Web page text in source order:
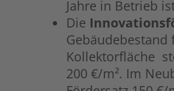
Jahre in Betrieb
Die
Gebäudebestand
Kollektorfläche
200 €/m². Im